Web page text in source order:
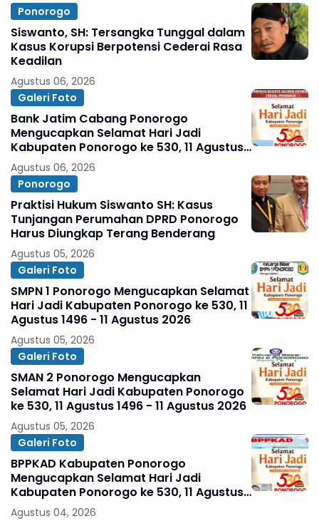
Ponorogo
Siswanto, SH: Tersangka Tunggal dalam
Kasus Korupsi Berpotensi Cederai Rasa
Keadilan
Agustus 06, 2026
Galeri Foto
Bank Jatim Cabang Ponorogo
Mengucapkan Selamat Hari Jadi
Kabupaten Ponorogo ke 530, 11 Agustus
1496 - 11 Agustus 2026
Agustus 06, 2026
Ponorogo
Praktisi Hukum Siswanto SH: Kasus
Tunjangan Perumahan DPRD Ponorogo
Harus Diungkap Terang Benderang
Agustus 05, 2026
Galeri Foto
SMPN 1 Ponorogo Mengucapkan Selamat
Hari Jadi Kabupaten Ponorogo ke 530, 11
Agustus 1496 - 11 Agustus 2026
Agustus 05, 2026
Galeri Foto
SMAN 2 Ponorogo Mengucapkan
Selamat Hari Jadi Kabupaten Ponorogo
ke 530, 11 Agustus 1496 - 11 Agustus 2026
Agustus 05, 2026
Galeri Foto
BPPKAD Kabupaten Ponorogo
Mengucapkan Selamat Hari Jadi
Kabupaten Ponorogo ke 530, 11 Agustus
1496 - 11 Agustus 2026
Agustus 04, 2026